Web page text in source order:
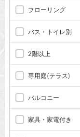
フローリング
バス・トイレ別
2階以上
専用庭(テラス)
バルコニー
家具・家電付き